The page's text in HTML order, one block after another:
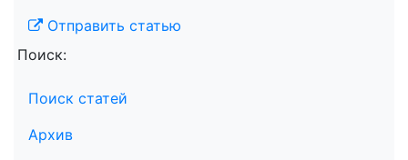
Отправить статью
Поиск:
Поиск статей
Архив